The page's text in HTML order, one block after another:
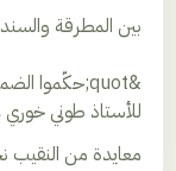
بين المطرقة
للأستاذ طوني خوري
معايدة من النقيب